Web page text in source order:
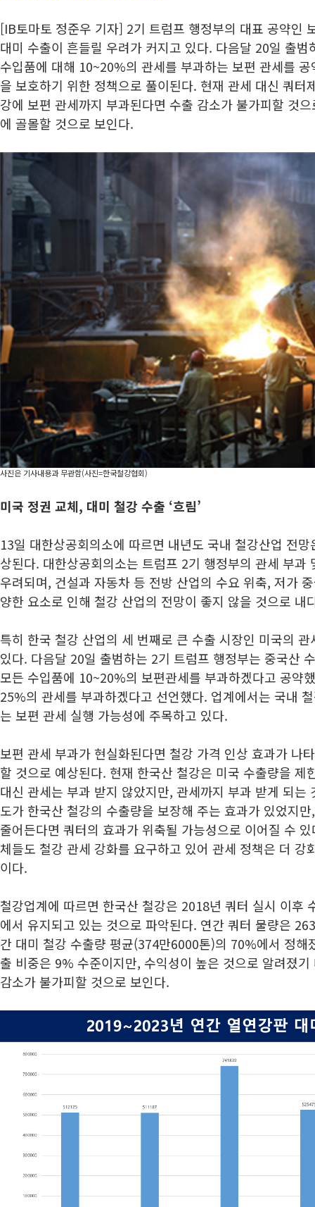
[IB토마토 정준우 기자] 2기 트럼프 행정부의 대표 공약인
대미 수출이 흔들릴 우려가 커지고 있다. 다음달 20일 출
수입품에 대해 10~20%의 관세를 부과하는 보편 관세를
을 보호하기 위한 정책으로 풀이된다. 현재 관세 대신 쿼터
강에 보편 관세까지 부과된다면 수출 감소가 불가피할 것
에 골몰할 것으로 보인다.
사진은 기사내용과 무관함(사진=한국철강협회)
미국 정권 교체, 대미 철강 수출 ‘흐림’
13일 대한상공회의소에 따르면 내년도 국내 철강산업 전
상된다. 대한상공회의소는 트럼프 2기 행정부의 관세 부과
우려되며, 건설과 자동차 등 전방 산업의 수요 위축, 저가
양한 요소로 인해 철강 산업의 전망이 좋지 않을 것으로 내
특히 한국 철강 산업의 세 번째로 큰 수출 시장인 미국의
있다. 다음달 20일 출범하는 2기 트럼프 행정부는 중국산
모든 수입품에 10~20%의 보편관세를 부과하겠다고 공약
25%의 관세를 부과하겠다고 선언했다. 업계에서는 국내
는 보편 관세 실행 가능성에 주목하고 있다.
보편 관세 부과가 현실화된다면 철강 가격 인상 효과가 나
할 것으로 예상된다. 현재 한국산 철강은 미국 수출량을 제
대신 관세는 부과 받지 않았지만, 관세까지 부과 받게 되는
도가 한국산 철강의 수출량을 보장해 주는 효과가 있었지
줄어든다면 쿼터의 효과가 위축될 가능성으로 이어질 수
체들도 철강 관세 강화를 요구하고 있어 관세 정책은 더 강
이다.
철강업계에 따르면 한국산 철강은 2018년 쿼터 실시 이후
에서 유지되고 있는 것으로 파악된다. 연간 쿼터 물량은
간 대미 철강 수출량 평균(374만6000톤)의 70%에서 정해
출 비중은 9% 수준이지만, 수익성이 높은 것으로 알려졌
감소가 불가피할 것으로 보인다.